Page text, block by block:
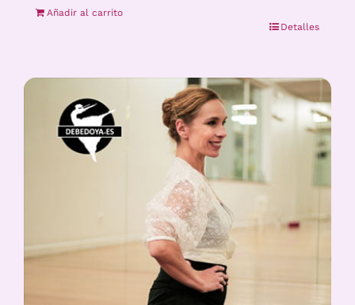
Añadir al carrito
Detalles